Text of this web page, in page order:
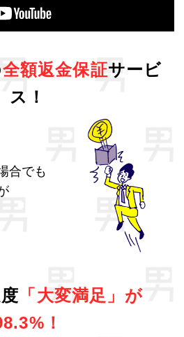
全額返金保証サービ
ス！
合でも
「大変満足」が
！